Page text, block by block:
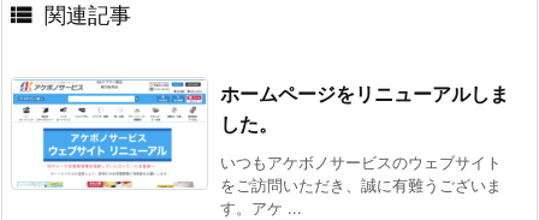
 関連記事
ホームページをリニューアルしま
した。
いつもアケボノサービスのウェブサイト
をご訪問いただき、誠に有難うございま
す。アケ ...